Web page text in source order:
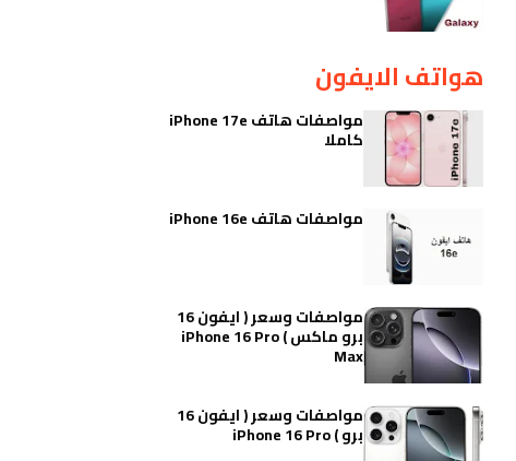
هواتف الايفون
مواصفات هاتف iPhone 17e
كاملا
مواصفات هاتف iPhone 16e
مواصفات وسعر ( ايفون 16
برو ماكس ) iPhone 16 Pro
Max
مواصفات وسعر ( ايفون 16
برو ) iPhone 16 Pro